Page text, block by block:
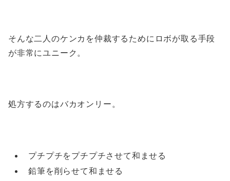
そんな二人のケンカを仲裁するためにロボが取る手段
が非常にユニーク。
処方するのはバカオンリー。
プチプチをプチプチさせて和ませる
鉛筆を削らせて和ませる